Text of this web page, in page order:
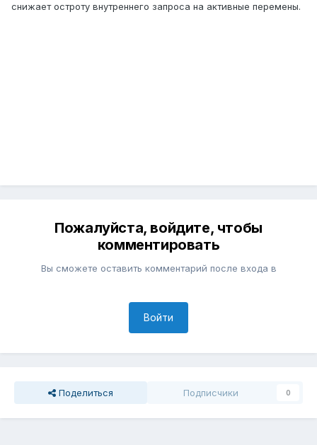
снижает остроту внутреннего запроса на активные перемены.
Пожалуйста, войдите, чтобы
комментировать
Вы сможете оставить комментарий после входа в
Войти
Поделиться Подписчики 0